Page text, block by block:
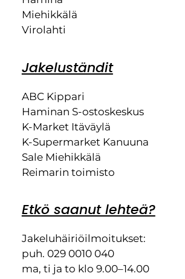
Miehikkälä
Virolahti
Jakeluständit
ABC Kippari
Haminan S-ostoskeskus
K-Market Itäväylä
K-Supermarket Kanuuna
Sale Miehikkälä
Reimarin toimisto
Etkö saanut lehteä?
Jakeluhäiriöilmoitukset:
puh. 029 0010 040
ma, ti ja to klo 9.00–14.00